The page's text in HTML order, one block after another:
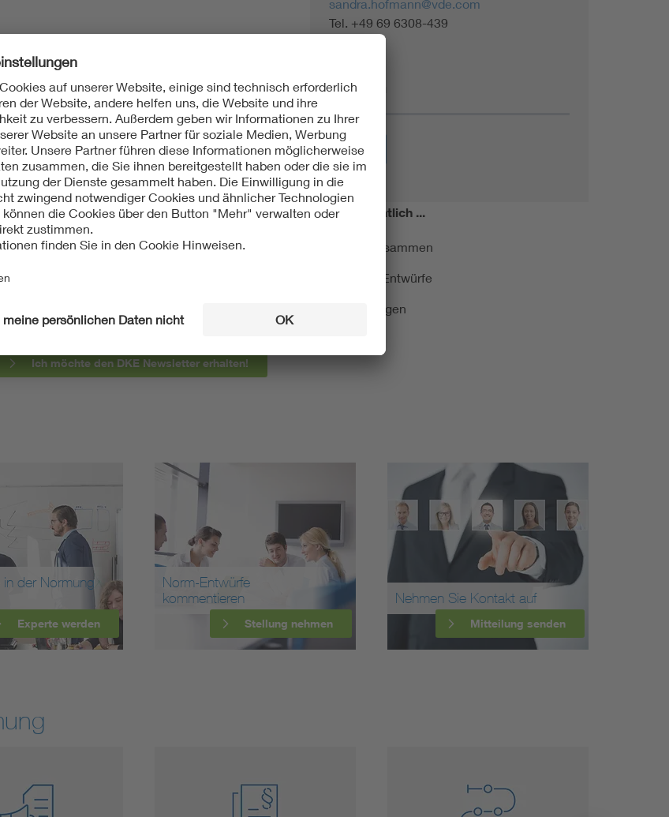
sandra.hofmann@vde.com
Tel. +49 69 6308-439
Themen
Energie
unserem DKE Newsletter sind Sie immer top informiert! Monatlich ...
fassen wir die wichtigsten Entwicklungen in der Normung kurz zusammen
berichten wir über aktuelle Arbeitsergebnisse, Publikationen und Entwürfe
informieren wir Sie bereits frühzeitig über zukünftige Veranstaltungen
Ich möchte den DKE Newsletter erhalten!
in der Normung
Experte werden
Norm-Entwürfe
kommentieren
Stellung nehmen
Nehmen Sie Kontakt auf
Mitteilung senden